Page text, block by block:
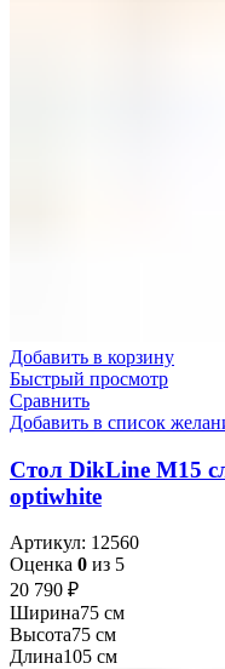
Добавить в корзину
Быстрый просмотр
Сравнить
Добавить в список
Стол DikLine М15
optiwhite
Артикул: 12560
Оценка 0 из 5
20 790 ₽
Ширина75 см
Высота75 см
Длина105 см